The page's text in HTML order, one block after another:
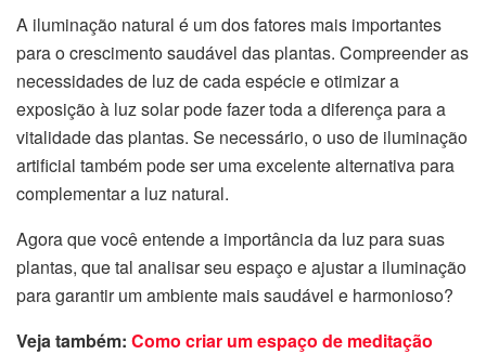
A iluminação natural é um dos fatores mais importantes
para o crescimento saudável das plantas. Compreender as
necessidades de luz de cada espécie e otimizar a
exposição à luz solar pode fazer toda a diferença para a
vitalidade das plantas. Se necessário, o uso de iluminação
artificial também pode ser uma excelente alternativa para
complementar a luz natural.
Agora que você entende a importância da luz para suas
plantas, que tal analisar seu espaço e ajustar a iluminação
para garantir um ambiente mais saudável e harmonioso?
Veja também: Como criar um espaço de meditação